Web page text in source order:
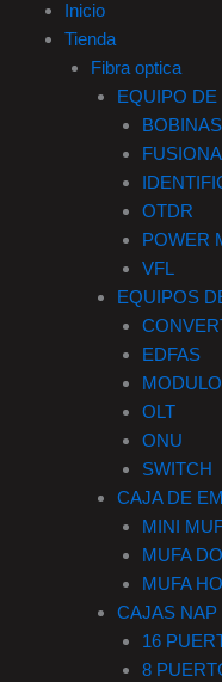
Inicio
Tienda
Fibra optica
EQUIPO
OTDR
POWER
VFL
EQUIPOS
EDFAS
OLT
ONU
SWITCH
CAJA DE
MINI
MUFA
MUFA
CAJAS NAP
16
8